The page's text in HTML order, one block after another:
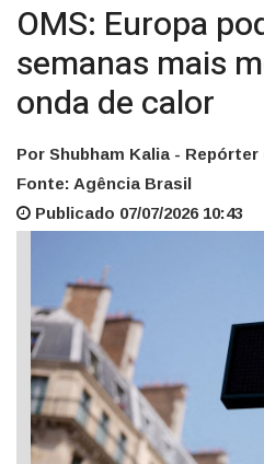
OMS: Europa
semanas mais
onda de calor
Por Shubham Kalia - Repórter
Fonte: Agência Brasil
Publicado 07/07/2026 10:43